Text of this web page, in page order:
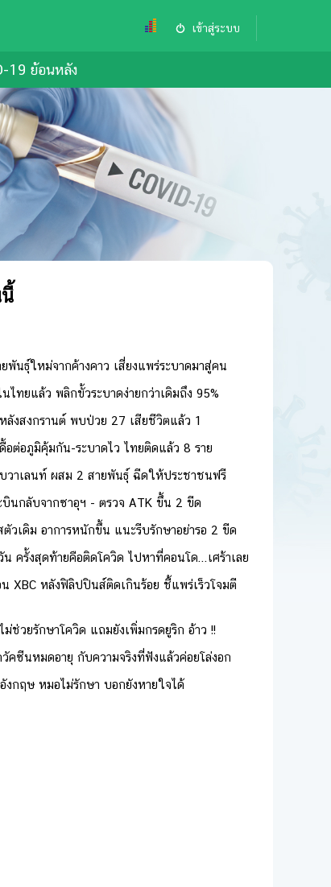
เข้าสู่ระบบ
19 ย้อนหลัง
พันธุ์ใหม่จากค้างคาว เสี่ยงแพร่ระบาดมาสู่คน
ไทยแล้ว พลิกขั้วระบาดง่ายกว่าเดิมถึง 95%
ลังสงกรานต์ พบป่วย 27 เสียชีวิตแล้ว 1
อต่อภูมิคุ้มกัน-ระบาดไว ไทยติดแล้ว 8 ราย
วาเลนท์ ผสม 2 สายพันธุ์ ฉีดให้ประชาชนฟรี
นกลับจากซาอุฯ - ตรวจ ATK ขึ้น 2 ขีด
วเดิม อาการหนักขึ้น แนะรีบรักษาอย่ารอ 2 ขีด
ครั้งสุดท้ายคือติดโควิด ไปหาที่คอนโด...เศร้าเลย
XBC หลังฟิลิปปินส์ติดเกินร้อย ชี้แพร่เร็วโจมตี
วยรักษาโควิด แถมยังเพิ่มกรดยูริก อ้าว !!
คซีนหมดอายุ กับความจริงที่ฟังแล้วค่อยโล่งอก
กฤษ หมอไม่รักษา บอกยังหายใจได้